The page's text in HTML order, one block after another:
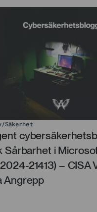
Säkerhet
Sårbarhet i
21413) – CISA
Angrepp